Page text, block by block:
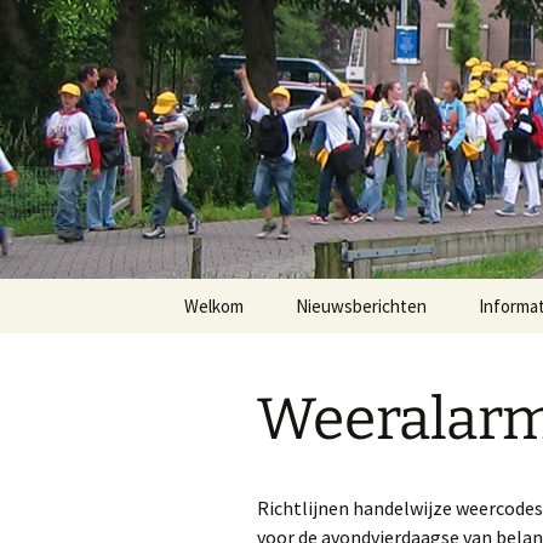
naar
de
inhoud
Welkom Nieuwsberichten
Richtlijnen handelwijze weercodes
voor de avondvierdaagse van